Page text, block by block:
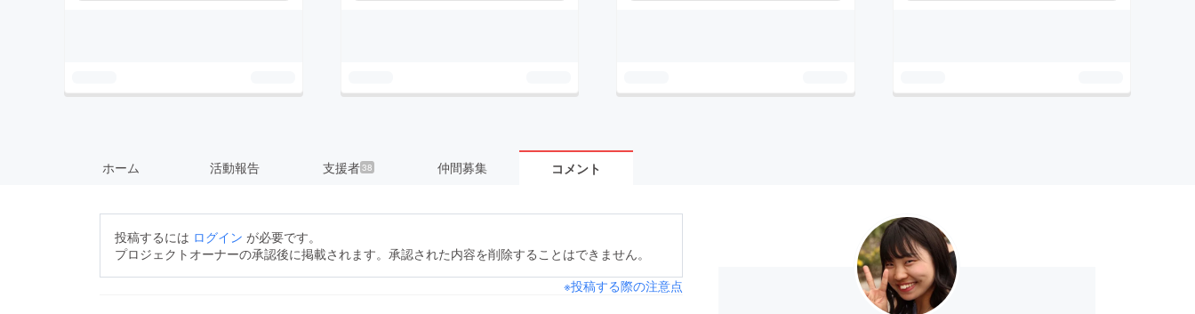
ホーム 活動報告 支援者38 仲間募集 コメント
投稿するには ログイン が必要です。
プロジェクトオーナーの承認後に掲載されます。承認された内容を削除することはできません。
※投稿する際の注意点